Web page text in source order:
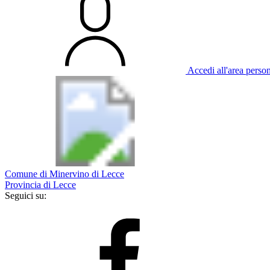
Accedi all'area
Comune di Minervino di Lecce
Provincia di Lecce
Seguici su: